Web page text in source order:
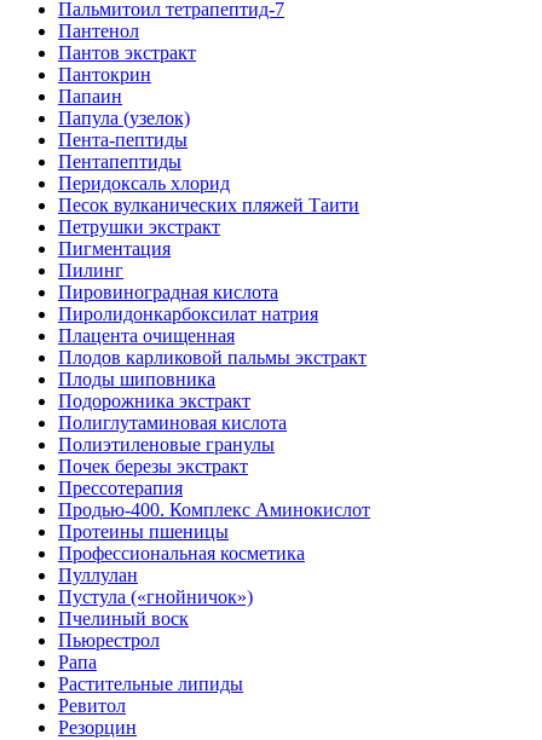
Пальмитоил тетрапептид-7
Пантенол
Пантов экстракт
Пантокрин
Папаин
Папула (узелок)
Пента-пептиды
Пентапептиды
Перидоксаль хлорид
Песок вулканических пляжей Таити
Петрушки экстракт
Пигментация
Пилинг
Пировиноградная кислота
Пиролидонкарбоксилат натрия
Плацента очищенная
Плодов карликовой пальмы экстракт
Плоды шиповника
Подорожника экстракт
Полиглутаминовая кислота
Полиэтиленовые гранулы
Почек березы экстракт
Прессотерапия
Продью-400. Комплекс Аминокислот
Протеины пшеницы
Профессиональная косметика
Пуллулан
Пустула («гнойничок»)
Пчелиный воск
Пьюрестрол
Рапа
Растительные липиды
Ревитол
Резорцин